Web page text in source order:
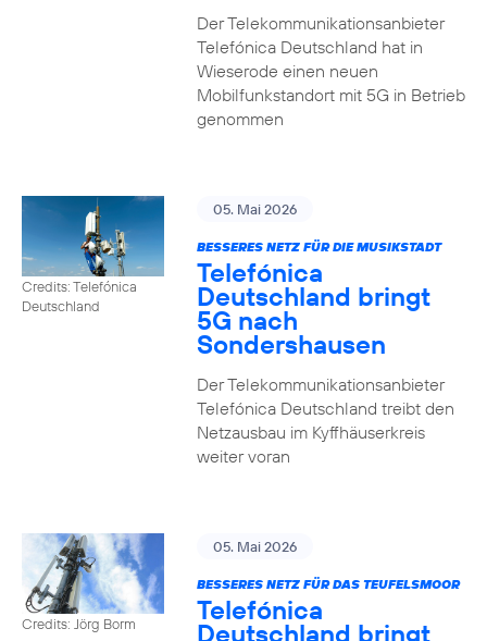
Der Telekommunikationsanbieter
Telefónica Deutschland hat in
Wieserode einen neuen
Mobilfunkstandort mit 5G in Betrieb
genommen
Credits: Telefónica
Deutschland
05. Mai 2026
BESSERES NETZ FÜR DIE MUSIKSTADT
Telefónica
Deutschland bringt
5G nach
Sondershausen
Der Telekommunikationsanbieter
Telefónica Deutschland treibt den
Netzausbau im Kyffhäuserkreis
weiter voran
Credits: Jörg Borm
05. Mai 2026
BESSERES NETZ FÜR DAS TEUFELSMOOR
Telefónica
Deutschland bringt